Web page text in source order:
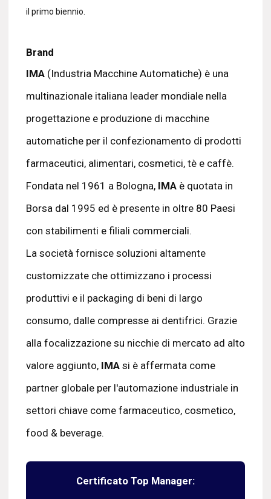
il primo biennio.
Brand
IMA (Industria Macchine Automatiche) è una
multinazionale italiana leader mondiale nella
progettazione e produzione di macchine
automatiche per il confezionamento di prodotti
farmaceutici, alimentari, cosmetici, tè e caffè.
Fondata nel 1961 a Bologna, IMA è quotata in
Borsa dal 1995 ed è presente in oltre 80 Paesi
con stabilimenti e filiali commerciali.
La società fornisce soluzioni altamente
customizzate che ottimizzano i processi
produttivi e il packaging di beni di largo
consumo, dalle compresse ai dentifrici. Grazie
alla focalizzazione su nicchie di mercato ad alto
valore aggiunto, IMA si è affermata come
partner globale per l'automazione industriale in
settori chiave come farmaceutico, cosmetico,
food & beverage.
Certificato Top Manager: